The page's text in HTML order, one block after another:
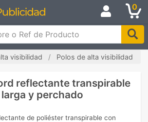
0
o Ref de Producto
visibilidad Polos de alta visibilidad
reflectante transpirable
y perchado
de poliéster transpirable con